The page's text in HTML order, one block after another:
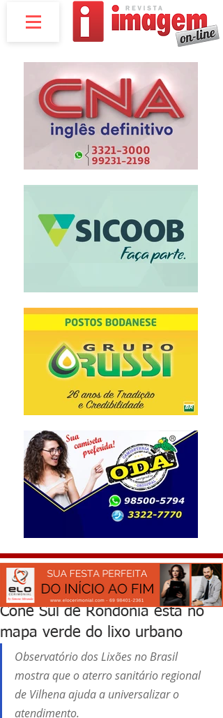
Cone Sul de Rondônia está no
mapa verde do lixo urbano
Observatório dos Lixões no Brasil
mostra que o aterro sanitário regional
de Vilhena ajuda a universalizar o
atendimento.